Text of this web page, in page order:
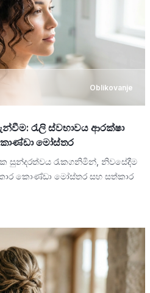
Oblikovanje
රැලි ස්වභාවය ආරක්ෂා
මෝස්තර
සුන්දරත්වය රැකගනිමින්, නිවසේදීම
කොණ්ඩා මෝස්තර සහ සත්කාර